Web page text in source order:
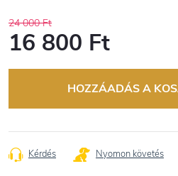
24 000 Ft
16 800 Ft
HOZZÁADÁS A
Kérdés Nyomon követés